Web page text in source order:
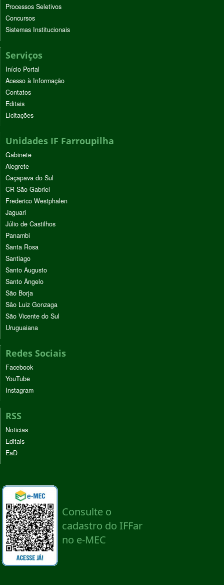
Processos Seletivos
Concursos
Sistemas Institucionais
Serviços
Início Portal
Acesso à Informação
Contatos
Editais
Licitações
Unidades IF Farroupilha
Gabinete
Alegrete
Caçapava do Sul
CR São Gabriel
Frederico Westphalen
Jaguari
Júlio de Castilhos
Panambi
Santa Rosa
Santiago
Santo Augusto
Santo Ângelo
São Borja
São Luiz Gonzaga
São Vicente do Sul
Uruguaiana
Redes Sociais
Facebook
YouTube
Instagram
RSS
Noticias
Editais
EaD